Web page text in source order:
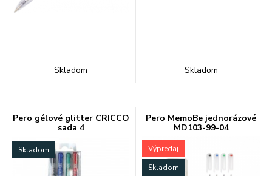
Skladom Skladom
Pero gélové glitter CRICCO
sada 4
Skladom
Pero MemoBe jednorázové
MD103-99-04
Výpredaj
Skladom